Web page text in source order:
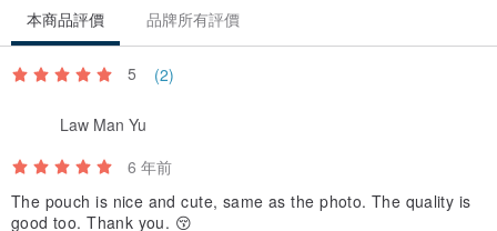
本商品評價 品牌所有評價
5 (2)
Law Man Yu
6 年前
The pouch is nice and cute, same as the photo. The quality is
good too. Thank you. 😚